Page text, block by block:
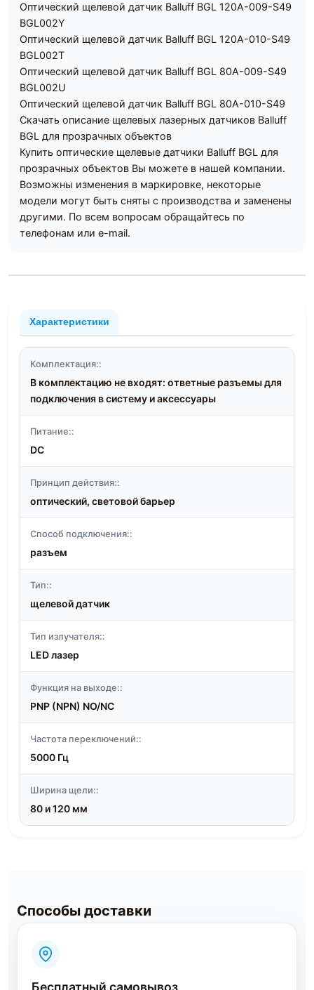
Оптический щелевой датчик Balluff BGL 120A-009-S49
BGL002Y
Оптический щелевой датчик Balluff BGL 120A-010-S49
BGL002T
Оптический щелевой датчик Balluff BGL 80A-009-S49
BGL002U
Оптический щелевой датчик Balluff BGL 80A-010-S49
Скачать описание щелевых лазерных датчиков Balluff
BGL для прозрачных объектов
Купить оптические щелевые датчики Balluff BGL для
прозрачных объектов Вы можете в нашей компании.
Возможны изменения в маркировке, некоторые
модели могут быть сняты с производства и заменены
другими. По всем вопросам обращайтесь по
телефонам или e-mail.
Характеристики
Комплектация::
В комплектацию не входят: ответные разъемы для
подключения в систему и аксессуары
Питание::
DC
Принцип действия::
оптический, световой барьер
Способ подключения::
разъем
Тип::
щелевой датчик
Тип излучателя::
LED лазер
Функция на выходе::
PNP (NPN) NO/NC
Частота переключений::
5000 Гц
Ширина щели::
80 и 120 мм
Способы доставки
Бесплатный самовывоз